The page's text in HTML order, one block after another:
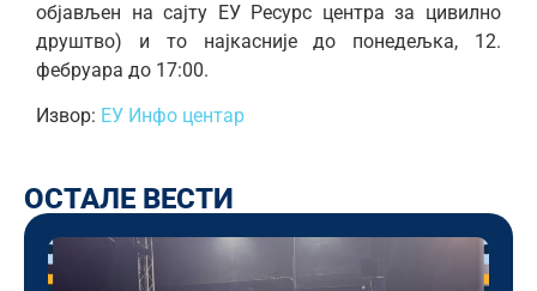
објављен на сајту ЕУ Ресурс центра за цивилно
друштво) и то најкасније до понедељка, 12.
фебруара до 17:00.
Извор: ЕУ Инфо центар
ОСТАЛЕ ВЕСТИ